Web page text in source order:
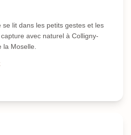
lit dans les petits gestes et les
avec naturel à Colligny-
Moselle.